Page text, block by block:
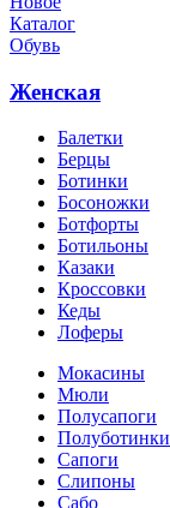
Каталог
Обувь
Женская
Балетки
Берцы
Ботинки
Босоножки
Ботфорты
Ботильоны
Казаки
Кроссовки
Кеды
Лоферы
Мокасины
Мюли
Полусапоги
Полуботинки
Сапоги
Слипоны
Сабо